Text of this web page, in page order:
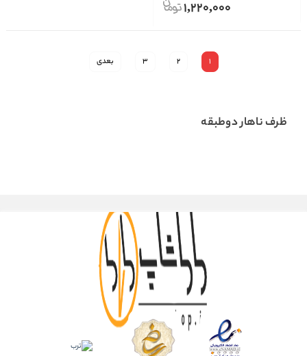
1,220,000
1
2
3 بعدی
ظرف ناهار دوطبقه